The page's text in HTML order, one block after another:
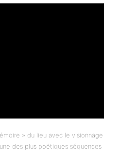
» du lieu avec le visionnage
des plus poétiques séquences